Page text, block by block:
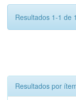
Resultados 1-1 de
Resultados por